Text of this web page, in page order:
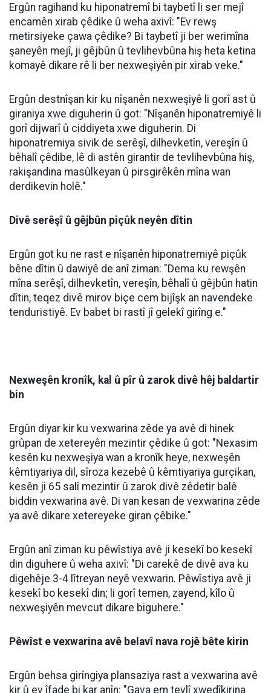
Dr. Mûhemmed Emîn Ergûn: Di mehên
havînê de vexwarina bêzanistî ya avê
dikare bibe sedema pirsgirêkên
tenduristiyê yên giran
Mütaxassisê Nexweşiyên Hindirrî (Daxilî) Dr.
Mûhemmed Emîn Ergûn hişyarî da ku vexwarina
nezanistî ya avê di demên havînê de dibe ku rê li ber
pirsgirêkên mezin ên tenduristiyê veke.
Sitemize destek olmak için
Haberler
'de takip edin
işaretine
basmayı unutmayın
avê ya bi pîvana pêwîst girîng e, bi rengê rast
vexwarina wê jî ewçend xwedî nirx û girîngî ye.
Ergûn da zanîn ku nexasim di demeke kurt de
vexwarina pir zêde ya avê dibe ku rê li ber
nexweşiyeke mezin a bi navê hiponatremî veke.
Di carekê de vexwarina zêde ya avê dikare metirsiyê
bîne holê
Ergûn bal kişand ser wê yekê ku di carekê de
vexwarina rêjeyeke zêde ya avê ji bo tenduristiyê
metirsiyên mezin çêdike û got: "Di carekê de
vexwarina 3 yan 4 lître ava peyvekî dikare metirsiyê
çêbike. Divê mirov vexwarina avê belavî nava tevahiya
rojê bike û bi pîvanekê vexwe."
Ergûn eşkere kir ku hiponatremî ji ber vexwarina zêde
xwînê ya ji binî 135î re dibe sedema hiponatremiyê. Di